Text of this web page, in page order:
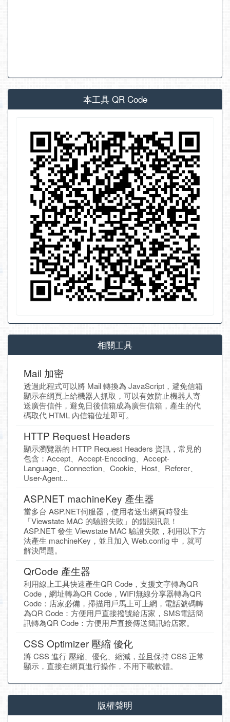
本工具 QR Code
相關工具
Mail 加密
透過此程式可以將 Mail 轉換為 JavaScript，避免信箱
顯示在網頁上給機器人抓取，可以有效防止機器人寄
送廣告信件，避免日後信箱成為廣告信箱，產生的代
碼取代 HTML 內信箱位址即可。
HTTP Request Headers
顯示瀏覽器的 HTTP Request Headers 資訊，常見的
包含：Accept、Accept-Encoding、Accept-
Language、Connection、Cookie、Host、Referer、
User-Agent...
ASP.NET machineKey 產生器
當多台 ASP.NET伺服器，使用者送出網頁時發生
「Viewstate MAC 的驗證失敗」的錯誤訊息！
ASP.NET 發生 Viewstate MAC 驗證失敗，利用以下方
法產生 machineKey，並且加入 Web.config 中，就可
解決問題。
QrCode 產生器
利用線上工具快速產生QR Code，支援文字轉為QR
Code，網址轉為QR Code，WIFI無線分享器轉為QR
Code：店家必備，掃描用戶馬上可上網，電話號碼轉
為QR Code：方便用戶直接撥號給店家，SMS電話簡
訊轉為QR Code：方便用戶直接傳送簡訊給店家。
CSS Optimizer 壓縮 優化
將 CSS 進行 壓縮、優化、縮減，並且保持 CSS 正常
顯示，直接在網頁進行操作，不用下載軟體。
版權聲明